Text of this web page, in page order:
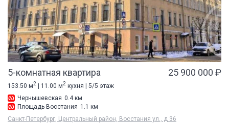
5-комнатная квартира 25 900 000 ₽
153.50 м2 | 11.00 м2 кухня | 5/5 этаж
Чернышевская 0.4 км
Площадь Восстания 1.1 км
Санкт-Петербург, Центральный район, Восстания ул., д 36